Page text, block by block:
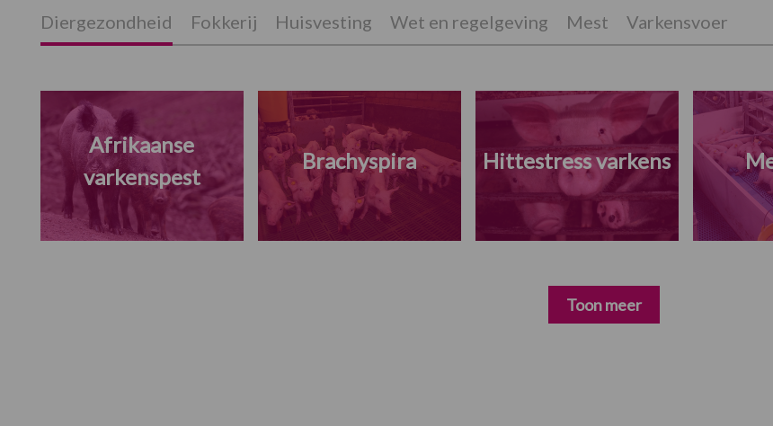
Diergezondheid Fokkerij Huisvesting Wet en regelgeving Mest Varkensvoer
Afrikaanse
varkenspest
Brachyspira Hittestress varkens
Toon meer